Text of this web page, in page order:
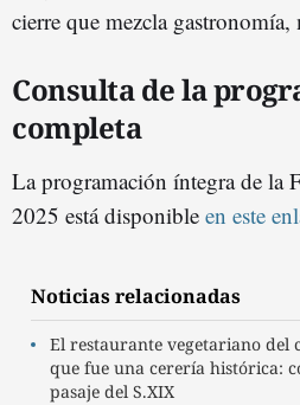
cierre que mezcla
Consulta de la
completa
La programación íntegra de la
2025 está disponible en este
Noticias relacionadas
El restaurante vegetariano del
que fue una cerería histórica:
pasaje del S.XIX